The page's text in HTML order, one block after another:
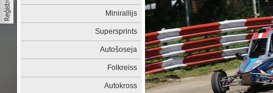
Minirallijs
Supersprints
Autošoseja
Folkreiss
Autokross